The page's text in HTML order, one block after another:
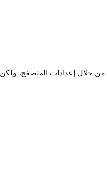
من خلال إعدادات المتصفح، ولكن